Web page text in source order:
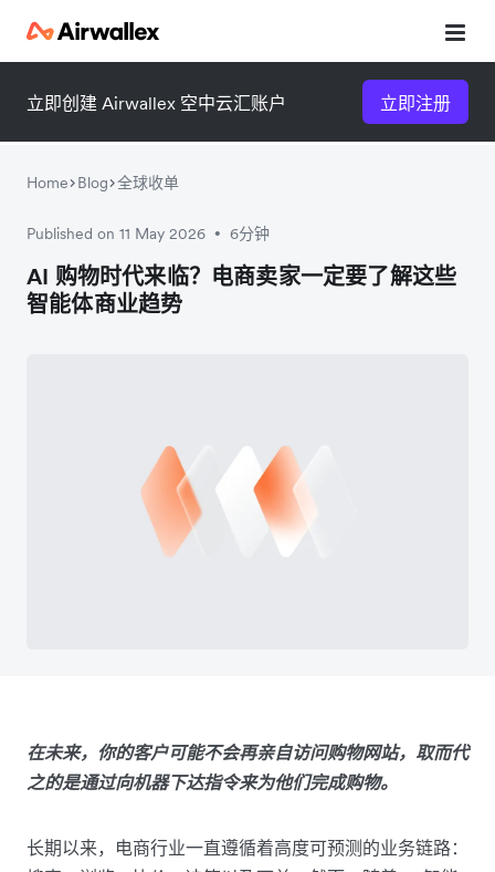
立即创建 Airwallex 空中云汇账户 立即注册
Home Blog 全球收单
Published on 11 May 2026 • 6分钟
AI 购物时代来临？电商卖家一定要了解这些
智能体商业趋势
在未来，你的客户可能不会再亲自访问购物网站，取而代
之的是通过向机器下达指令来为他们完成购物。
长期以来，电商行业一直遵循着高度可预测的业务链路：
微信扫一扫，点击手机右上角
微信扫一扫，点击手机右上角